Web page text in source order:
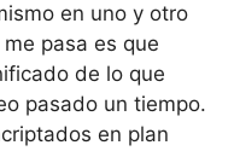
en uno y otro
pasa es que
de lo que
pasado un tiempo.
en plan